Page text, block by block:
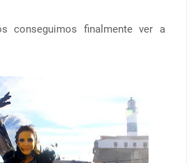
conseguimos finalmente ver a